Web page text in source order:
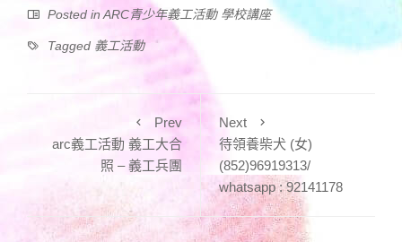
Posted in ARC青少年義工活動 學校講座
Tagged 義工活動
Prev
arc義工活動 義工大合
照 – 義工兵團
Next
待領養柴犬 (女)
(852)96919313/
whatsapp : 92141178